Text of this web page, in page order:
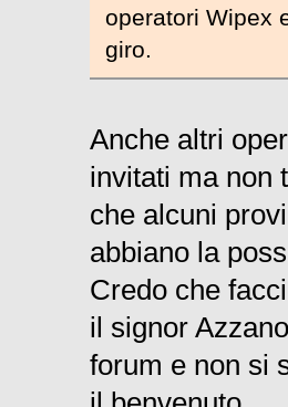
operatori Wipex
giro.
Anche altri
invitati ma non
che alcuni
abbiano la
Credo che
il signor
forum e non si